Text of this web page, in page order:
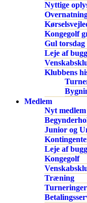
Nyttige
Kongegolf
Gul torsdag
Leje af
Klubbens
Medlem
Nyt medlem
Junior og
Leje af
Kongegolf
Træning
Turneringer